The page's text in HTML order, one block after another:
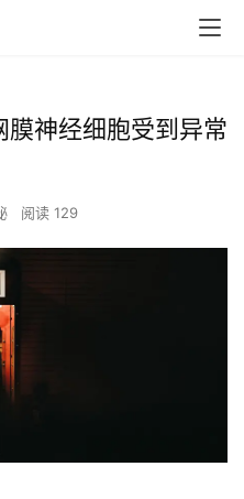
神经细胞受到异常
阅读 129